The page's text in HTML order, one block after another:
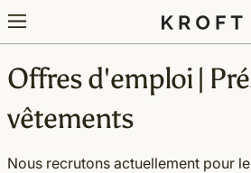
Menu
Offres d'emploi |
vêtements
Nous recrutons actuellement pour